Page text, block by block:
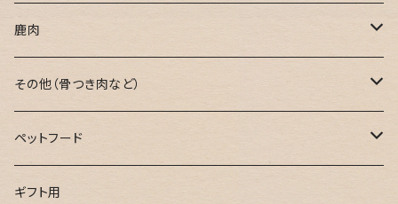
焼肉用
鍋用
ミンチ肉
ブロック肉
鹿肉
焼肉用
鍋用
ミンチ肉
その他（骨つき肉など）
骨つき肉
串用
ペットフード
鹿肉ジャーキー
ギフト用